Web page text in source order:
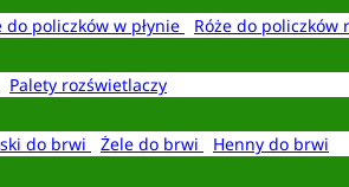
do policzków w płynie
Róże do policzków
Palety rozświetlaczy
do brwi Żele do brwi
Henny do brwi